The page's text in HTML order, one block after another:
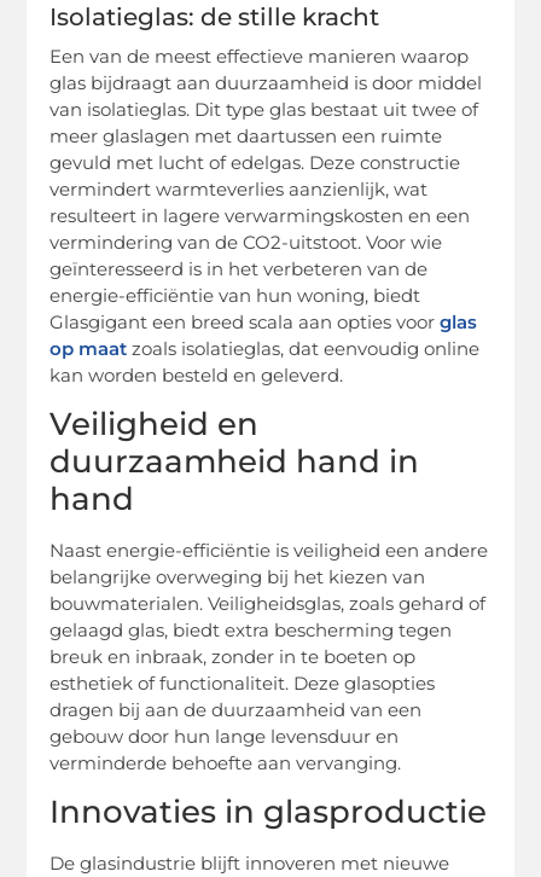
Isolatieglas: de stille kracht
Een van de meest effectieve manieren waarop
glas bijdraagt aan duurzaamheid is door middel
van isolatieglas. Dit type glas bestaat uit twee of
meer glaslagen met daartussen een ruimte
gevuld met lucht of edelgas. Deze constructie
vermindert warmteverlies aanzienlijk, wat
resulteert in lagere verwarmingskosten en een
vermindering van de CO2-uitstoot. Voor wie
geïnteresseerd is in het verbeteren van de
energie-efficiëntie van hun woning, biedt
Glasgigant een breed scala aan opties voorglas
op maat zoals isolatieglas, dat eenvoudig online
kan worden besteld en geleverd.
Veiligheid en
duurzaamheid hand in
hand
Naast energie-efficiëntie is veiligheid een andere
belangrijke overweging bij het kiezen van
bouwmaterialen. Veiligheidsglas, zoals gehard of
gelaagd glas, biedt extra bescherming tegen
breuk en inbraak, zonder in te boeten op
esthetiek of functionaliteit. Deze glasopties
dragen bij aan de duurzaamheid van een
gebouw door hun lange levensduur en
verminderde behoefte aan vervanging.
Innovaties in glasproductie
De glasindustrie blijft innoveren met nieuwe